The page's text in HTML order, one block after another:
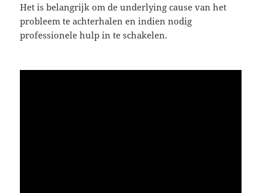
Het is belangrijk om de underlying cause van het
probleem te achterhalen en indien nodig
professionele hulp in te schakelen.